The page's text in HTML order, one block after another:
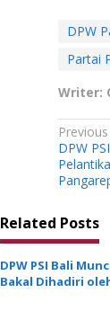
DPW
Partai
Writer:
P
o
s
t
n
a
v
DPW
Related Posts
DPW PSI Bali
Bakal Dihadiri